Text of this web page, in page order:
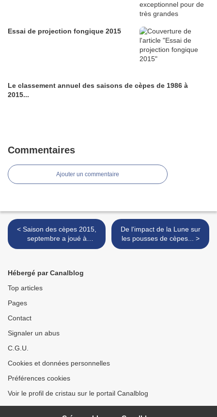
Essai de projection fongique 2015
Le classement annuel des saisons de cèpes de 1986 à
2015...
Commentaires
Ajouter un commentaire
< Saison des cèpes 2015,
septembre a joué à
chamboule-tout...
De l'impact de la Lune sur
les pousses de cèpes... >
Hébergé par Canalblog
Top articles
Pages
Contact
Signaler un abus
C.G.U.
Cookies et données personnelles
Préférences cookies
Voir le profil de cristau sur le portail Canalblog